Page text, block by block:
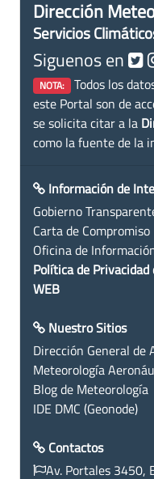
Dirección
Servicios
Siguenos en
NOTA: Todos los
este Portal son de
se solicita citar a la
como la fuente de la
Información de
Gobierno
Carta de Compromiso
Oficina de
Política de
WEB
Nuestro Sitios
Dirección General de
Meteorología
Blog de Meteorología
IDE DMC (Geonode)
Contactos
Av. Portales 3450,